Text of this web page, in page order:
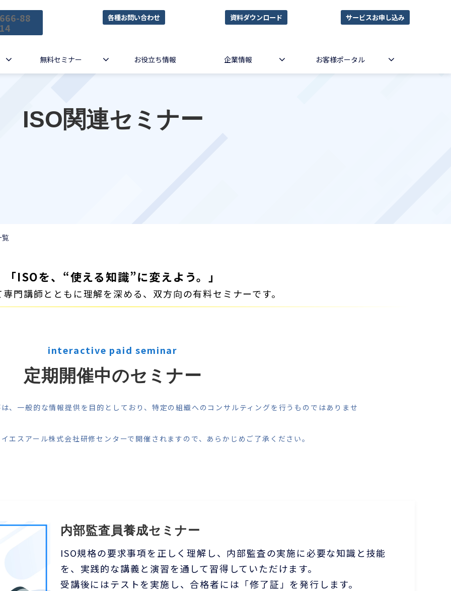
88 各種お問い合わせ 資料ダウンロード サービスお申し込み
無料セミナー お役立ち情報 企業情報 お客様ポータル
ISO関連セミナー
覧
「ISOを、“使える知識”に変えよう。」
門講師とともに理解を深める、双方向の有料セミナーです。
interactive paid seminar
定期開催中のセミナー
、一般的な情報提供を目的としており、特定の組織へのコンサルティングを行うものではありませ
スアール株式会社研修センターで開催されますので、あらかじめご了承ください。
内部監査員養成セミナー
ISO規格の要求事項を正しく理解し、内部監査の実施に必要な知識と技能
を、実践的な講義と演習を通して習得していただけます。
受講後にはテストを実施し、合格者には「修了証」を発行します。